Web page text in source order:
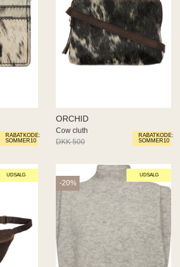
RABATKODE:
SOMMER10
DKK 184
RABATKODE:
SOMMER10
ORCHID
Cow cluth
DKK 500
DKK 400
UDSALG UDSALG
-20%